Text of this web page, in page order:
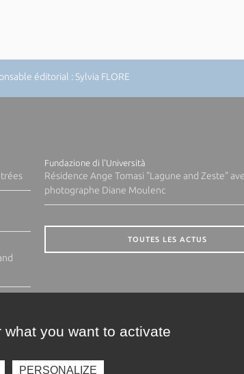
éditorial : Sylvia FLORE
Fundazione di l'Università
Résidence Ange Tomasi "Lagune and Zeste"
photographe Diane Moulenc
TOUTES LES ACTUS
you want to activate
PERSONALIZE